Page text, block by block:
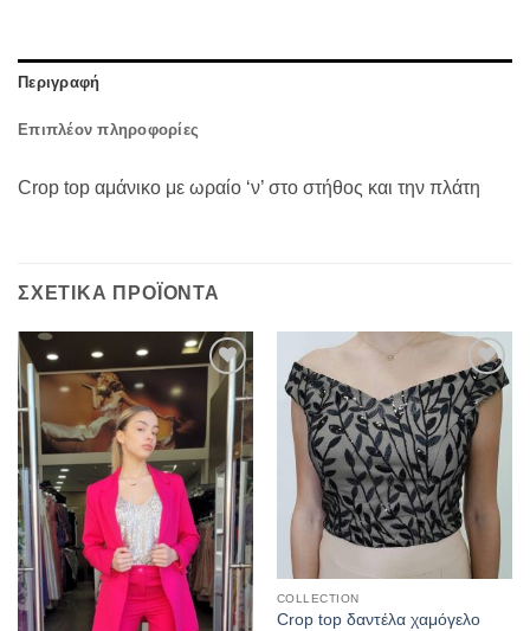
Περιγραφή
Επιπλέον πληροφορίες
Crop top αμάνικο με ωραίο ‘ν’ στο στήθος και την πλάτη
ΣΧΕΤΙΚΆ ΠΡΟΪΌΝΤΑ
Προσθήκη
αγαπημένα
Προσθήκη
στα
αγαπημένα
COLLECTION
Crop top δαντέλα χαμόγελο